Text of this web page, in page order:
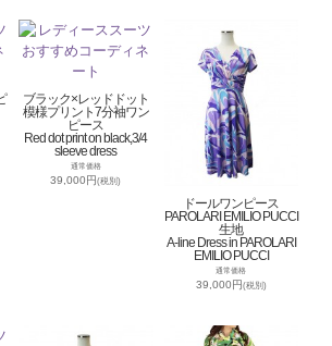
ブラック×レッドドット
模様プリント7分袖ワン
ピース
Red dot print on black,3/4
sleeve dress
通常価格
39,000円(税別)
ドールワンピース
PAROLARI EMILIO PUCCI
生地
A-line Dress in PAROLARI
EMILIO PUCCI
通常価格
39,000円(税別)